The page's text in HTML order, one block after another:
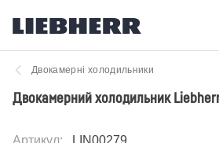
Двокамерні холодильники
Двокамерний холодильник
Артикул: LIN00279